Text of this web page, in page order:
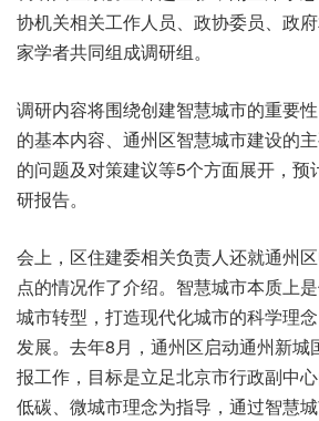
协机关相关工作人员、政协委员、政
家学者共同组成调研组。
调研内容将围绕创建智慧城市的重要
的基本内容、通州区智慧城市建设的
的问题及对策建议等5个方面展开，预
研报告。
会上，区住建委相关负责人还就通州
点的情况作了介绍。智慧城市本质上
城市转型，打造现代化城市的科学理
发展。去年8月，通州区启动通州新城
报工作，目标是立足北京市行政副中
低碳、微城市理念为指导，通过智慧